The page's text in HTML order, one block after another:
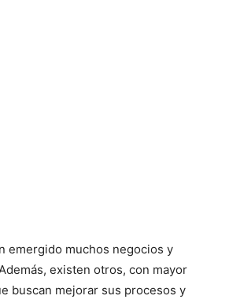
emergido muchos negocios y
existen otros, con mayor
buscan mejorar sus procesos y